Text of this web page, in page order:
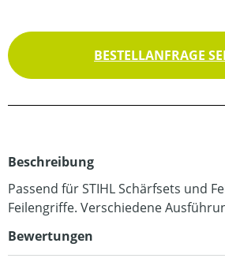
BESTELLANFRAGE
Beschreibung
Passend für STIHL Schärfsets und
Feilengriffe. Verschiedene
Bewertungen